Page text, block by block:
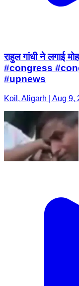
राहुल गांधी ने लगाई
#congress
#upnews
Koil, Aligarh | Aug 9,